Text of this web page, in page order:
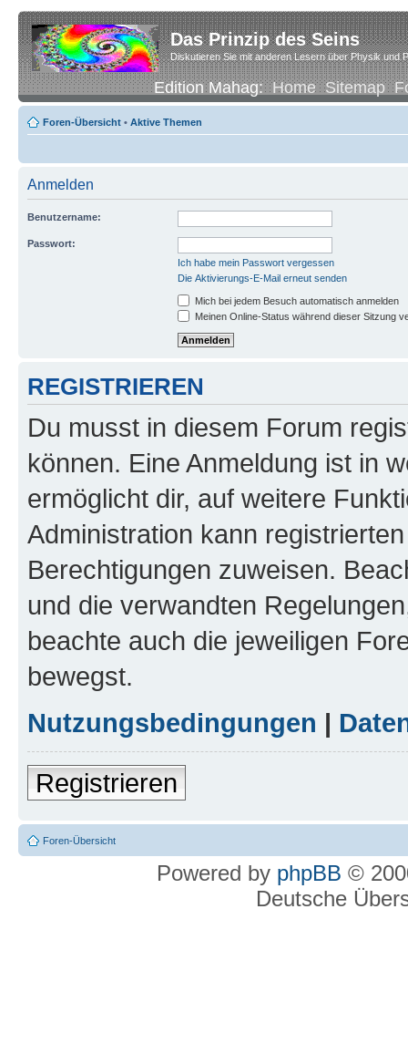
Das Prinzip des Seins
Diskutieren Sie mit anderen Lesern über Physik und
Edition Mahag:Home Sitemap
Foren-Übersicht • Aktive Themen
Anmelden
Benutzername:
Passwort:
Ich habe mein Passwort vergessen
Die Aktivierungs-E-Mail erneut senden
Mich bei jedem Besuch automatisch anmelden
Meinen Online-Status während dieser Sitzung
REGISTRIEREN
Du musst in diesem Forum
können. Eine Anmeldung ist in
ermöglicht dir, auf weitere
Administration kann
Berechtigungen zuweisen.
und die verwandten
beachte auch die jeweiligen
bewegst.
Nutzungsbedingungen |
Registrieren
Foren-Übersicht
Powered by phpBB ©
Deutsche